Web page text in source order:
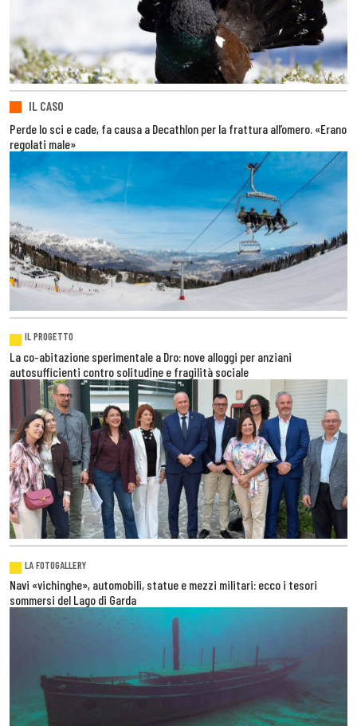
IL CASO
Perde lo sci e cade, fa causa a Decathlon per la frattura all’omero. «Erano
regolati male»
IL PROGETTO
La co-abitazione sperimentale a Dro: nove alloggi per anziani
autosufficienti contro solitudine e fragilità sociale
LA FOTOGALLERY
Navi «vichinghe», automobili, statue e mezzi militari: ecco i tesori
sommersi del Lago di Garda